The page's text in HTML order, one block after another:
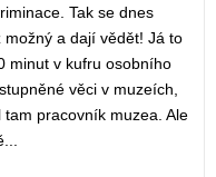
Tak se dnes
a dají vědět! Já to
minut v kufru osobního
věci v muzeích,
pracovník muzea. Ale